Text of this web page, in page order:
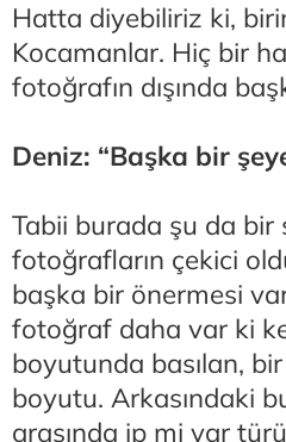
Hatta diyebiliriz ki,
Kocamanlar. Hiç bir
fotoğrafın dışında
Deniz: “Başka bir
Tabii burada şu da
fotoğrafların çekici
başka bir önermesi
fotoğraf daha var ki
boyutunda basılan,
boyutu. Arkasındaki
arasında ip mi var